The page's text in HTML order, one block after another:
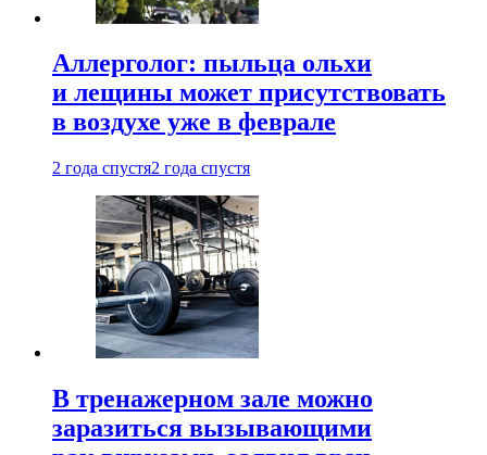
Аллерголог: пыльца ольхи
и лещины может присутствовать
в воздухе уже в феврале
2 года спустя2 года спустя
В тренажерном зале можно
заразиться вызывающими